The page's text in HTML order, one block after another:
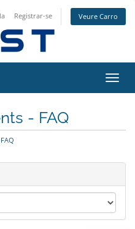
Registrar-se Veure Carro
- FAQ